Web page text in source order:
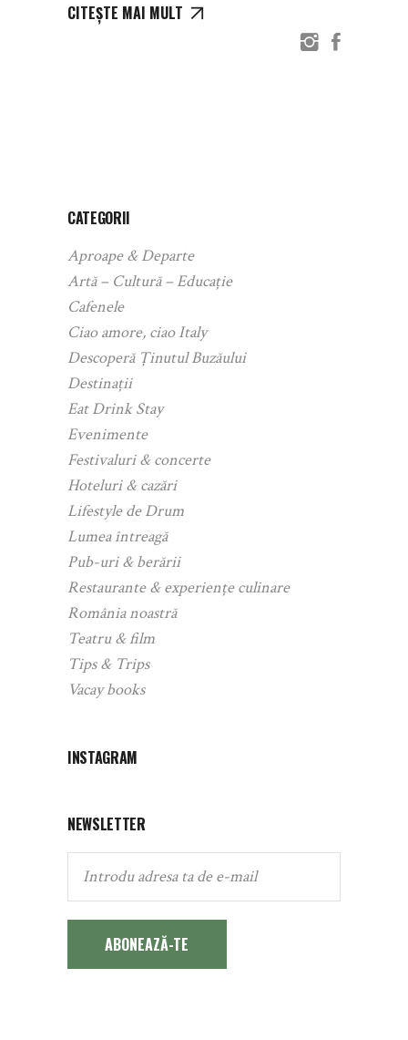
CITEȘTE MAI MULT
CATEGORII
Aproape & Departe
Artă – Cultură – Educație
Cafenele
Ciao amore, ciao Italy
Descoperă Ținutul Buzăului
Destinații
Eat Drink Stay
Evenimente
Festivaluri & concerte
Hoteluri & cazări
Lifestyle de Drum
Lumea întreagă
Pub-uri & berării
Restaurante & experiențe culinare
România noastră
Teatru & film
Tips & Trips
Vacay books
INSTAGRAM
NEWSLETTER
ABONEAZĂ-TE